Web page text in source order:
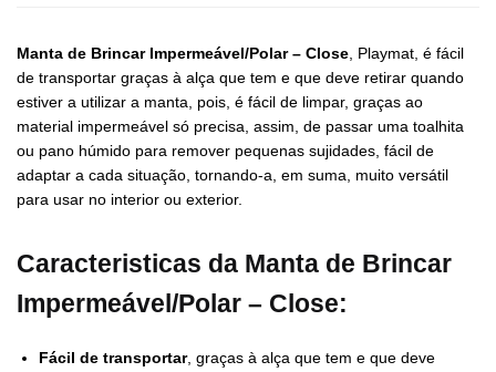
Manta de Brincar Impermeável/Polar – Close , Playmat, é fácil
de transportar graças à alça que tem e que deve retirar quando
estiver a utilizar a manta, pois, é fácil de limpar, graças ao
material impermeável só precisa, assim, de passar uma toalhita
ou pano húmido para remover pequenas sujidades, fácil de
adaptar a cada situação, tornando-a, em suma, muito versátil
para usar no interior ou exterior.
Caracteristicas da Manta de Brincar
Impermeável/Polar – Close:
Fácil de transportar, graças à alça que tem e que deve